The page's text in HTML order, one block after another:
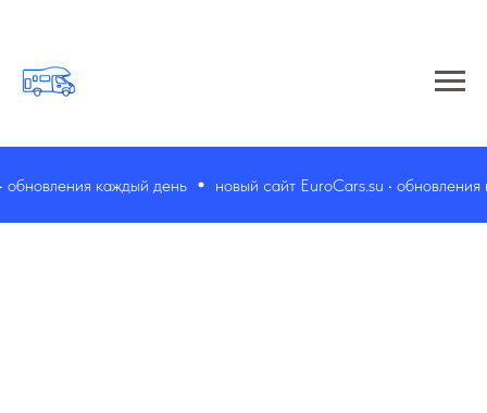
каждый день новый сайт EuroCars.su • обновления